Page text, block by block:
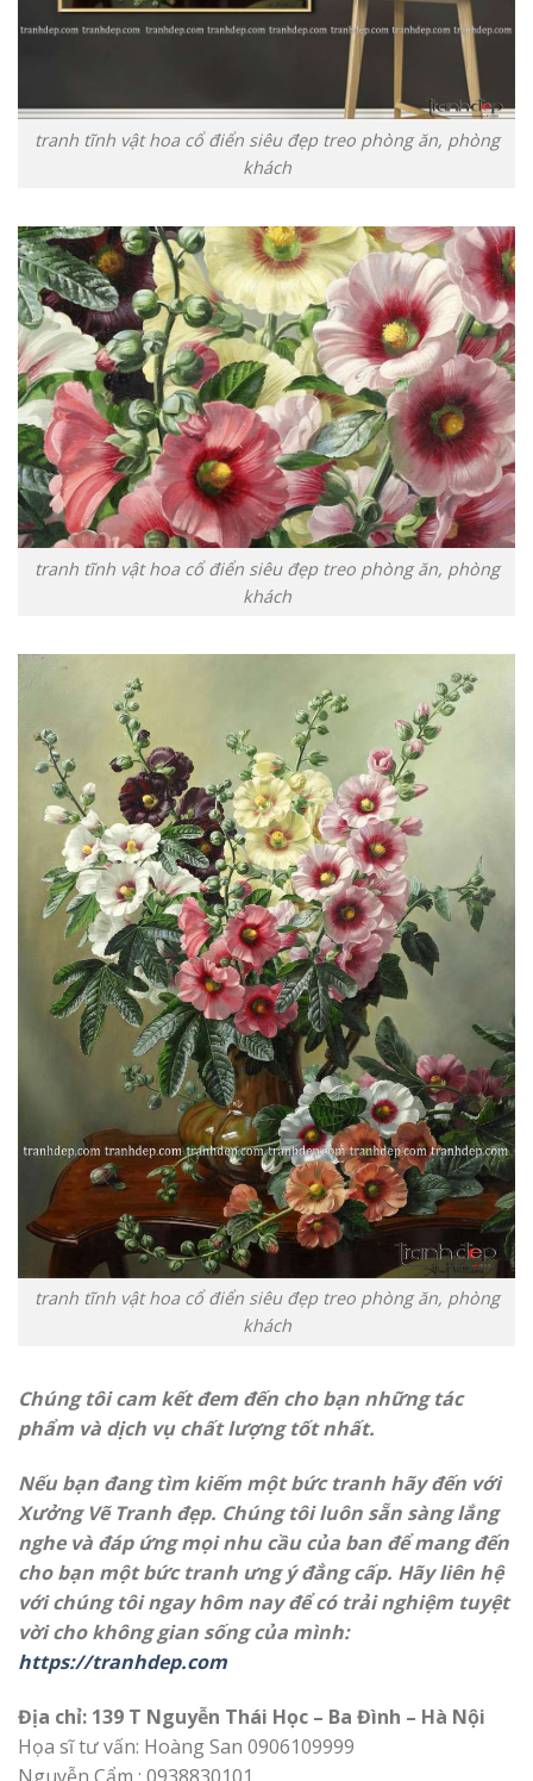
tranh tĩnh vật hoa cổ điển siêu đẹp treo phòng ăn, phòng
khách
tranh tĩnh vật hoa cổ điển siêu đẹp treo phòng ăn, phòng
khách
tranh tĩnh vật hoa cổ điển siêu đẹp treo phòng ăn, phòng
khách
Chúng tôi cam kết đem đến cho bạn những tác
phẩm và dịch vụ chất lượng tốt nhất.
Nếu bạn đang tìm kiếm một bức tranh hãy đến với
Xưởng Vẽ Tranh đẹp. Chúng tôi luôn sẵn sàng lắng
nghe và đáp ứng mọi nhu cầu của ban để mang đến
cho bạn một bức tranh ưng ý đẳng cấp. Hãy liên hệ
với chúng tôi ngay hôm nay để có trải nghiệm tuyệt
vời cho không gian sống của mình:
https://tranhdep.com
Địa chỉ: 139 T Nguyễn Thái Học – Ba Đình – Hà Nội
Họa sĩ tư vấn: Hoàng San 0906109999